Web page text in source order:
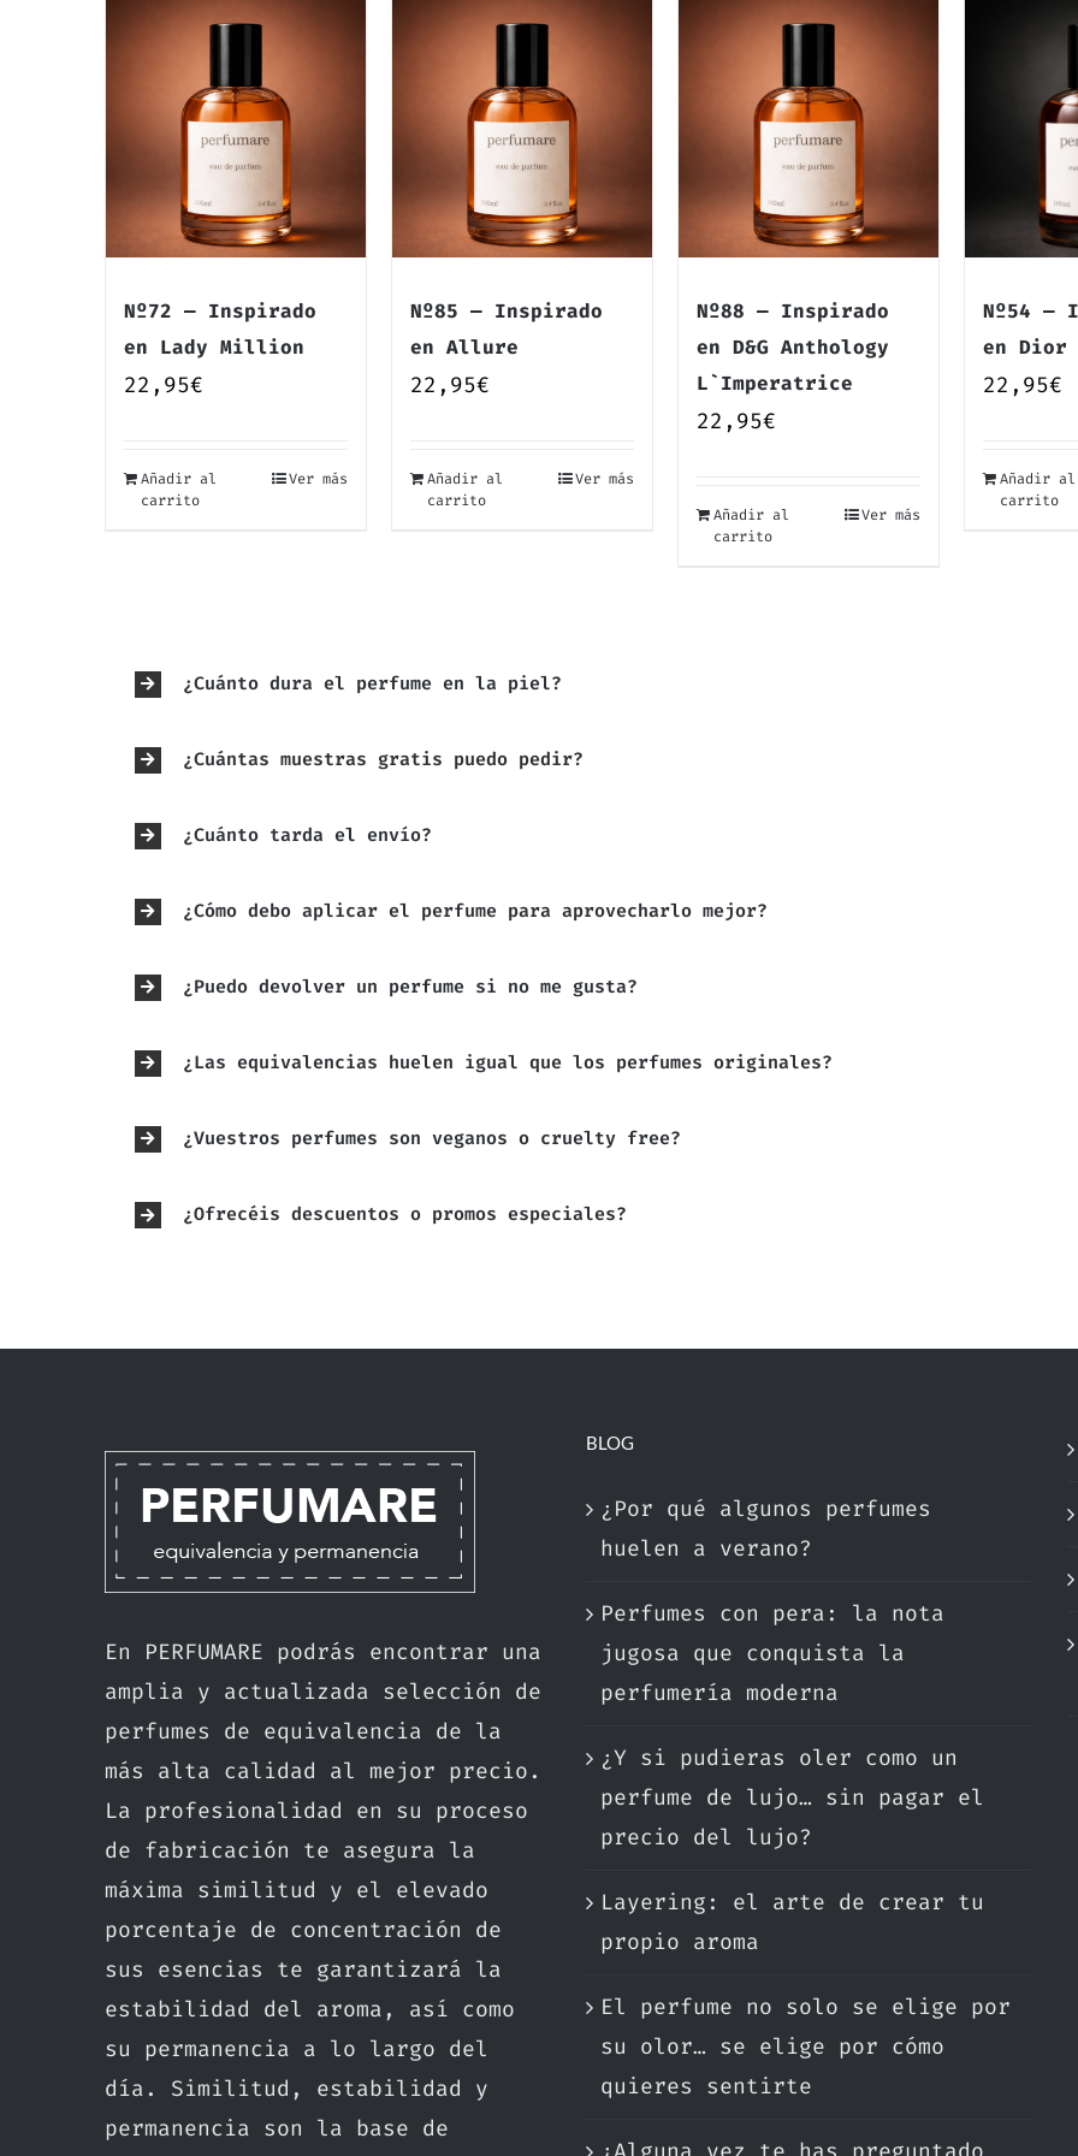
Nº72 — Inspirado
en Lady Million
22,95€
Añadir al
carrito
Ver más
Nº85 — Inspirado
en Allure
22,95€
Añadir al
carrito
Ver más
Nº88 — Inspirado
en D&G Anthology
L`Imperatrice
22,95€
Añadir al
carrito
Ver más
Nº54 —
en Dior
22,95€
Añadir al
carrito
¿Cuánto dura el perfume en la piel?
¿Cuántas muestras gratis puedo pedir?
¿Cuánto tarda el envío?
¿Cómo debo aplicar el perfume para aprovecharlo mejor?
¿Puedo devolver un perfume si no me gusta?
¿Las equivalencias huelen igual que los perfumes originales?
¿Vuestros perfumes son veganos o cruelty free?
¿Ofrecéis descuentos o promos especiales?
En PERFUMARE podrás encontrar una
amplia y actualizada selección de
perfumes de equivalencia de la
más alta calidad al mejor precio.
La profesionalidad en su proceso
de fabricación te asegura la
máxima similitud y el elevado
porcentaje de concentración de
sus esencias te garantizará la
estabilidad del aroma, así como
su permanencia a lo largo del
día. Similitud, estabilidad y
permanencia son la base de
BLOG
¿Por qué algunos perfumes
huelen a verano?
Perfumes con pera: la nota
jugosa que conquista la
perfumería moderna
¿Y si pudieras oler como un
perfume de lujo… sin pagar el
precio del lujo?
Layering: el arte de crear tu
propio aroma
El perfume no solo se elige por
su olor… se elige por cómo
quieres sentirte